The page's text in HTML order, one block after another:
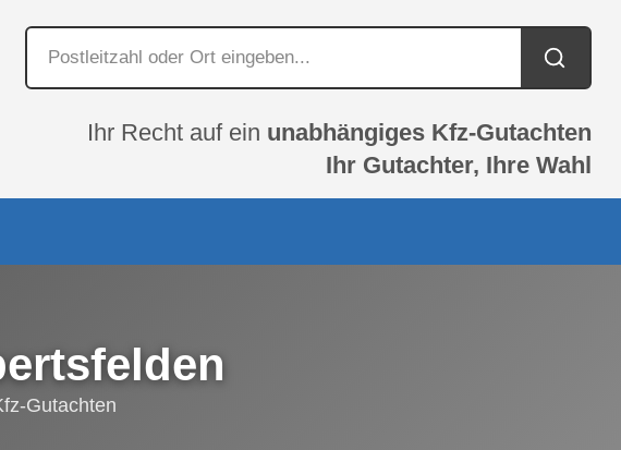
Ihr Recht auf ein unabhängiges Kfz-Gutachten
Ihr Gutachter, Ihre Wahl
Gutachten